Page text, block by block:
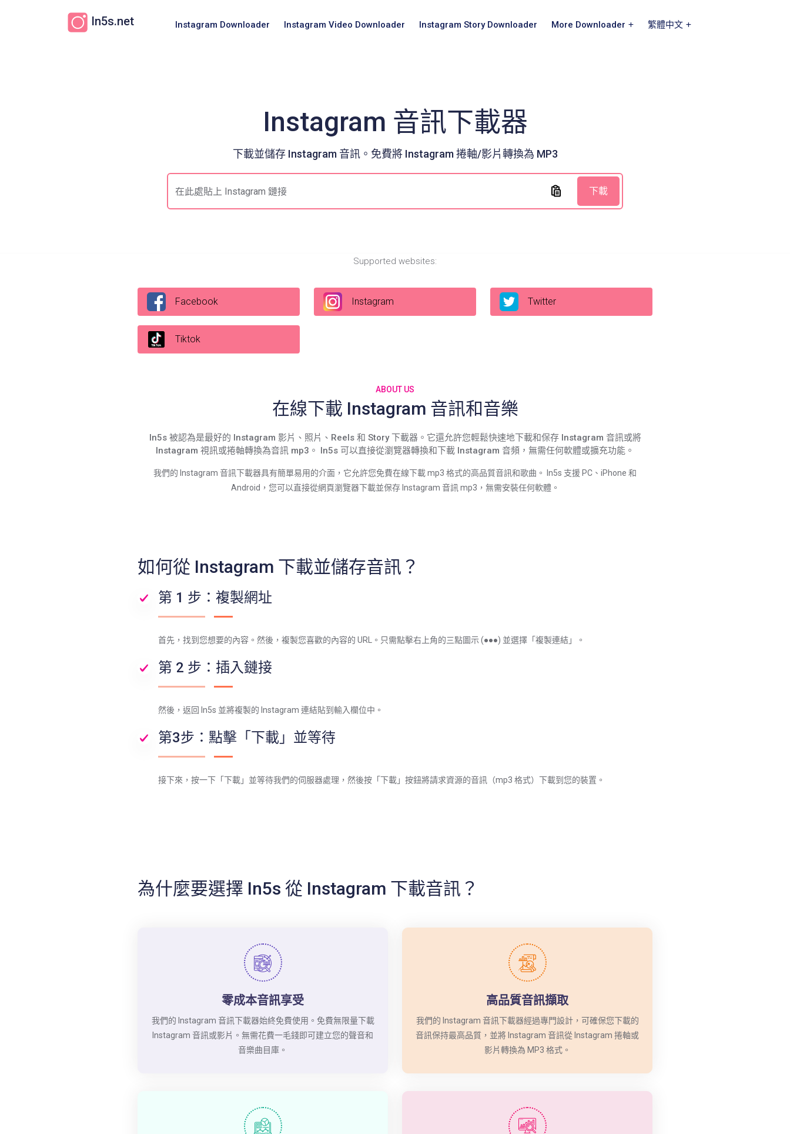
In5s.net Instagram Downloader Instagram Video Downloader Instagram Story Downloader More Downloader 繁體中文
Instagram 音訊下載器
下載並儲存 Instagram 音訊。免費將 Instagram 捲軸/影片轉換為 MP3
下載
Supported websites:
Facebook Instagram Twitter
Tiktok
ABOUT US
在線下載 Instagram 音訊和音樂
In5s 被認為是最好的 Instagram 影片、照片、Reels 和 Story 下載器。它還允許您輕鬆快速地下載和保存 Instagram 音訊或將
Instagram 視訊或捲軸轉換為音訊 mp3。 In5s 可以直接從瀏覽器轉換和下載 Instagram 音頻，無需任何軟體或擴充功能。
我們的 Instagram 音訊下載器具有簡單易用的介面，它允許您免費在線下載 mp3 格式的高品質音訊和歌曲。 In5s 支援 PC、iPhone 和
Android，您可以直接從網頁瀏覽器下載並保存 Instagram 音訊 mp3，無需安裝任何軟體。
如何從 Instagram 下載並儲存音訊？
第 1 步：複製網址
首先，找到您想要的內容。然後，複製您喜歡的內容的 URL。只需點擊右上角的三點圖示 (●●●) 並選擇「複製連結」。
第 2 步：插入鏈接
然後，返回 In5s 並將複製的 Instagram 連結貼到輸入欄位中。
第3步：點擊「下載」並等待
接下來，按一下「下載」並等待我們的伺服器處理，然後按「下載」按鈕將請求資源的音訊（mp3 格式）下載到您的裝置。
為什麼要選擇 In5s 從 Instagram 下載音訊？
零成本音訊享受
我們的 Instagram 音訊下載器始終免費使用。免費無限量下載
Instagram 音訊或影片。無需花費一毛錢即可建立您的聲音和
音樂曲目庫。
高品質音訊擷取
我們的 Instagram 音訊下載器經過專門設計，可確保您下載的
音訊保持最高品質，並將 Instagram 音訊從 Instagram 捲軸或
影片轉換為 MP3 格式。